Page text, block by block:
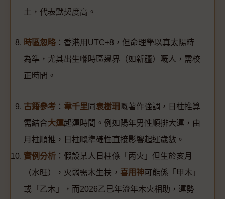
土，代表默契度高。
時區忽略 ：香港用UTC+8，但命理學以真太陽時
為準，尤其出生喺時區邊界（如新疆）嘅人，需校
正時間。
古籍參考 ： 韋千里 同 袁樹珊嘅著作強調，日柱推算
需結合大運起運時間。例如陽年男性順排大運，由
月柱順推，日柱嘅準確性直接影響起運歲數。
實例分析 ：假設某人日柱係「丙火」但生於亥月
（水旺），火弱需木生扶， 喜用神可能係「甲木」
或「乙木」，而2026乙巳年流年木火相助，運勢